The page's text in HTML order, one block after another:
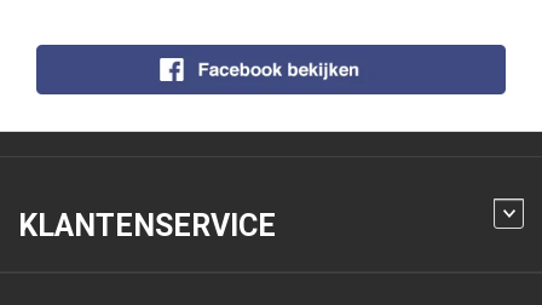
KLANTENSERVICE